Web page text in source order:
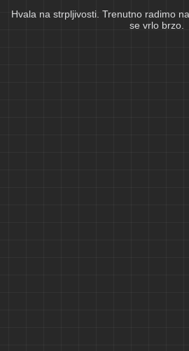
Hvala na strpljivosti. Trenutno radimo
se vrlo brzo.